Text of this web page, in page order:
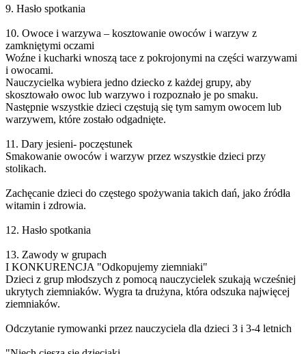
9. Hasło spotkania
10. Owoce i warzywa – kosztowanie owoców i warzyw z
zamkniętymi oczami
Woźne i kucharki wnoszą tace z pokrojonymi na części warzywami
i owocami.
Nauczycielka wybiera jedno dziecko z każdej grupy, aby
skosztowało owoc lub warzywo i rozpoznało je po smaku.
Następnie wszystkie dzieci częstują się tym samym owocem lub
warzywem, które zostało odgadnięte.
11. Dary jesieni- poczęstunek
Smakowanie owoców i warzyw przez wszystkie dzieci przy
stolikach.
Zachęcanie dzieci do częstego spożywania takich dań, jako źródła
witamin i zdrowia.
12. Hasło spotkania
13. Zawody w grupach
I KONKURENCJA "Odkopujemy ziemniaki"
Dzieci z grup młodszych z pomocą nauczycielek szukają wcześniej
ukrytych ziemniaków. Wygra ta drużyna, która odszuka najwięcej
ziemniaków.
Odczytanie rymowanki przez nauczyciela dla dzieci 3 i 3-4 letnich